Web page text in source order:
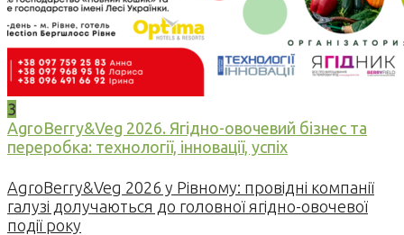
3
AgroBerry&Veg 2026. Ягідно-овочевий бізнес та
переробка: технології, інновації, успіх
AgroBerry&Veg 2026 у Рівному: провідні компанії
галузі долучаються до головної ягідно-овочевої
події року